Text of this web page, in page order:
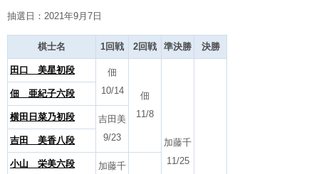
抽選日：2021年9月7日
棋士名 1回戦 2回戦 準決勝 決勝
田口 美星初段
佃
10/14
佃
11/8
加藤千
11/25
佃 亜紀子六段
横田日菜乃初段
吉田美
9/23
吉田 美香八段
小山 栄美六段
加藤千